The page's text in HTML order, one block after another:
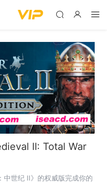
II: Total War
中世纪 II》的权威版完成你的